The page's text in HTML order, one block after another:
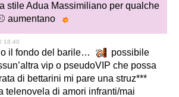
stile Adua Massimiliano per qualche
aumentano
18:40
il fondo del barile…
possibile
vip o pseudoVIP che possa
di bettarini mi pare una struz***
telenovela di amori infranti/mai